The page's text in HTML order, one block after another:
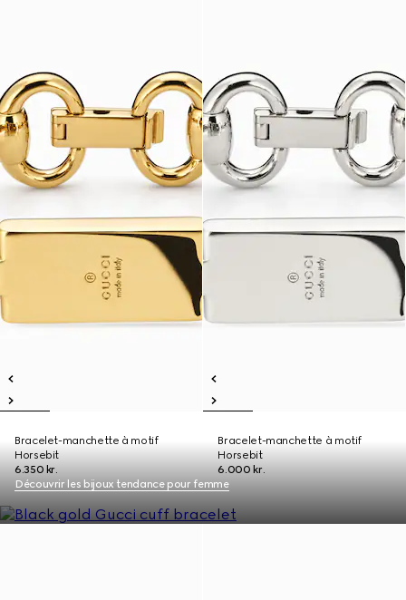
Bracelet-manchette à motif
Horsebit
6.350 kr.
Bracelet-manchette à motif
Horsebit
6.000 kr.
Découvrir les bijoux tendance pour femme